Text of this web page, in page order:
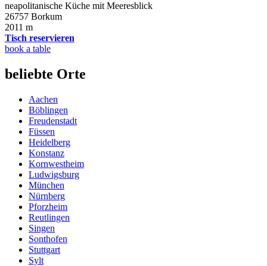
neapolitanische Küche mit Meeresblick
26757 Borkum
2011 m
Tisch reservieren
book a table
beliebte Orte
Aachen
Böblingen
Freudenstadt
Füssen
Heidelberg
Konstanz
Kornwestheim
Ludwigsburg
München
Nürnberg
Pforzheim
Reutlingen
Singen
Sonthofen
Stuttgart
Sylt